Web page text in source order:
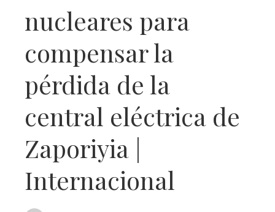
nucleares para
compensar la
pérdida de la
central eléctrica de
Zaporiyia |
Internacional